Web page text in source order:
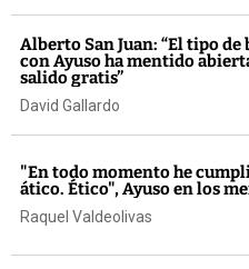
Alberto San Juan: “El tipo de
con Ayuso ha mentido
salido gratis”
David Gallardo
"En todo momento he
ático. Ético", Ayuso en los
Raquel Valdeolivas